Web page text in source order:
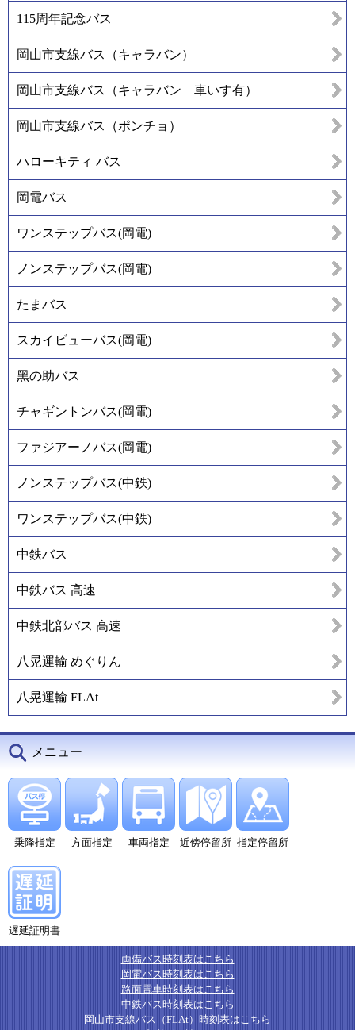
115周年記念バス
岡山市支線バス（キャラバン）
岡山市支線バス（キャラバン 車いす有）
岡山市支線バス（ポンチョ）
ハローキティ バス
岡電バス
ワンステップバス(岡電)
ノンステップバス(岡電)
たまバス
スカイビューバス(岡電)
黑の助バス
チャギントンバス(岡電)
ファジアーノバス(岡電)
ノンステップバス(中鉄)
ワンステップバス(中鉄)
中鉄バス
中鉄バス 高速
中鉄北部バス 高速
八晃運輸 めぐりん
八晃運輸 FLAt
メニュー
乗降指定 方面指定 車両指定 近傍停留所 指定停留所
遅延証明書
両備バス時刻表はこちら
岡電バス時刻表はこちら
路面電車時刻表はこちら
中鉄バス時刻表はこちら
岡山市支線バス（FLAt）時刻表はこちら